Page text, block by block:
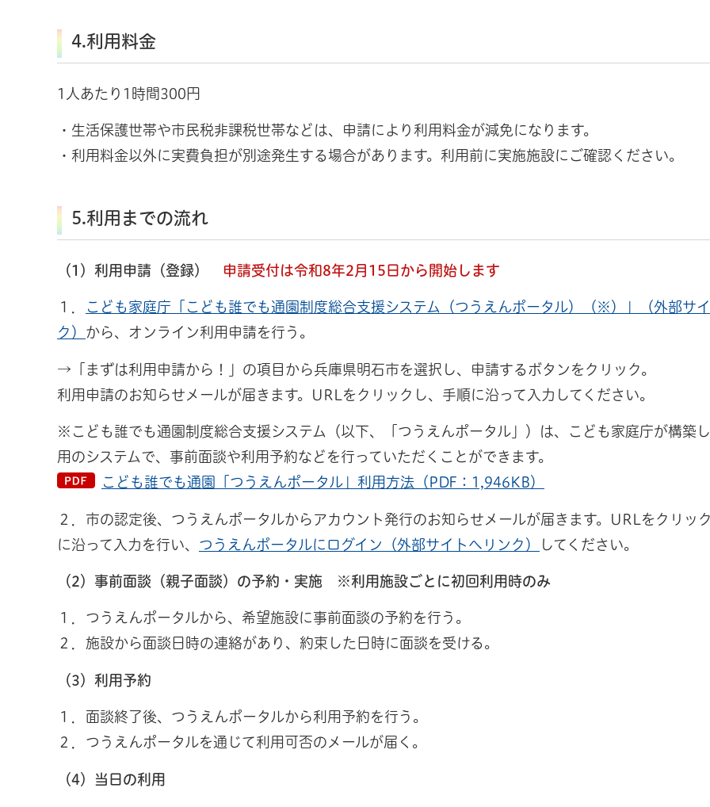
4.利用料金
1人あたり1時間300円
・生活保護世帯や市民税非課税世帯などは、申請により利用料金が減免になります。
・利用料金以外に実費負担が別途発生する場合があります。利用前に実施施設にご確認ください。
5.利用までの流れ
（1）利用申請（登録） 申請受付は令和8年2月15日から開始します
１．
こども家庭庁「こども誰でも通園制度総合支援システム（つうえんポータル）（※）」（外部サ
ク） から、オンライン利用申請を行う。
→「まずは利用申請から！」の項目から兵庫県明石市を選択し、申請するボタンをクリック。
利用申請のお知らせメールが届きます。URLをクリックし、手順に沿って入力してください。
※こども誰でも通園制度総合支援システム（以下、「つうえんポータル」）は、こども家庭庁が構築
用のシステムで、事前面談や利用予約などを行っていただくことができます。
こども誰でも通園「つうえんポータル」利用方法（PDF：1,946KB）
２．市の認定後、つうえんポータルからアカウント発行のお知らせメールが届きます。URLをクリッ
に沿って入力を行い、 つうえんポータルにログイン（外部サイトへリンク） してください。
（2）事前面談（親子面談）の予約・実施 ※利用施設ごとに初回利用時のみ
１．つうえんポータルから、希望施設に事前面談の予約を行う。
２．施設から面談日時の連絡があり、約束した日時に面談を受ける。
（3）利用予約
１．面談終了後、つうえんポータルから利用予約を行う。
２．つうえんポータルを通じて利用可否のメールが届く。
（4）当日の利用